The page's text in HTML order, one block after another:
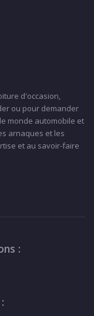
d'occasion,
ou pour demander
monde automobile et
arnaques et les
et au savoir-faire
: